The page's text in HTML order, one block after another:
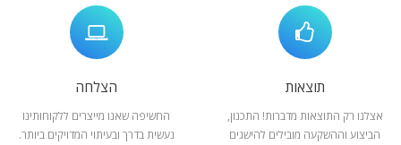
תוצאות
אצלנו רק התוצאות מדברות! התכנון,
הביצוע וההשקעה מובילים להישגים
הצלחה
החשיפה שאנו מייצרים ללקוחותינו
נעשית בדרך ובעיתוי המדויקים ביותר.